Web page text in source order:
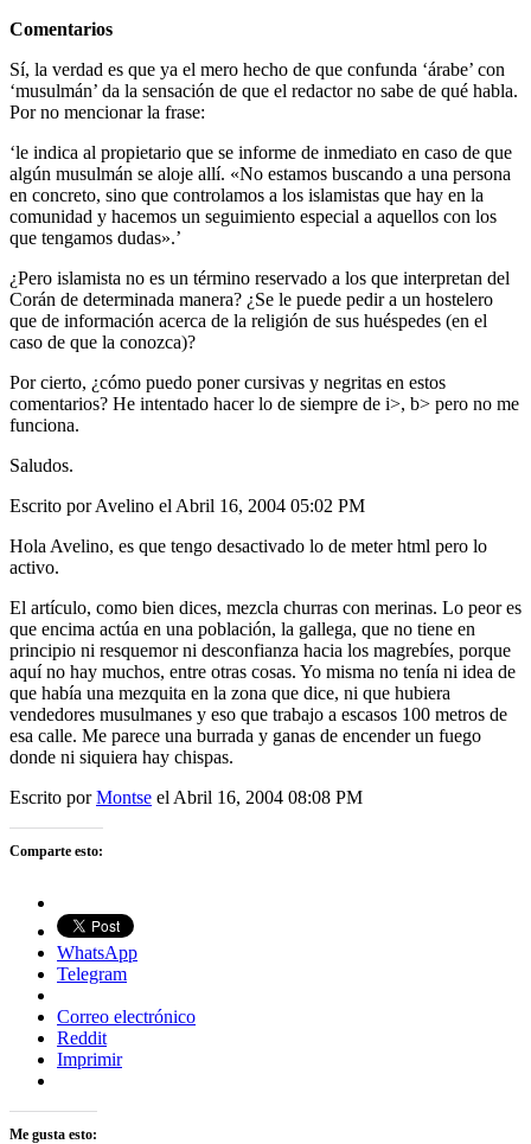
Comentarios
Sí, la verdad es que ya el mero hecho de que confunda ‘árabe’ con
‘musulmán’ da la sensación de que el redactor no sabe de qué habla.
Por no mencionar la frase:
‘le indica al propietario que se informe de inmediato en caso de que
algún musulmán se aloje allí. «No estamos buscando a una persona
en concreto, sino que controlamos a los islamistas que hay en la
comunidad y hacemos un seguimiento especial a aquellos con los
que tengamos dudas».’
¿Pero islamista no es un término reservado a los que interpretan del
Corán de determinada manera? ¿Se le puede pedir a un hostelero
que de información acerca de la religión de sus huéspedes (en el
caso de que la conozca)?
Por cierto, ¿cómo puedo poner cursivas y negritas en estos
comentarios? He intentado hacer lo de siempre de i>, b> pero no me
funciona.
Saludos.
Escrito por Avelino el Abril 16, 2004 05:02 PM
Hola Avelino, es que tengo desactivado lo de meter html pero lo
activo.
El artículo, como bien dices, mezcla churras con merinas. Lo peor es
que encima actúa en una población, la gallega, que no tiene en
principio ni resquemor ni desconfianza hacia los magrebíes, porque
aquí no hay muchos, entre otras cosas. Yo misma no tenía ni idea de
que había una mezquita en la zona que dice, ni que hubiera
vendedores musulmanes y eso que trabajo a escasos 100 metros de
esa calle. Me parece una burrada y ganas de encender un fuego
donde ni siquiera hay chispas.
Escrito porMontse el Abril 16, 2004 08:08 PM
Comparte esto:
WhatsApp
Telegram
Correo electrónico
Reddit
Imprimir
Me gusta esto: